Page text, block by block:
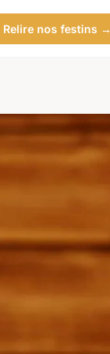
Relire nos festins →